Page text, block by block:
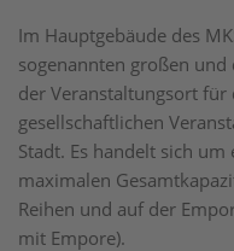
Im Hauptgebäude des
sogenannten großen und
der Veranstaltungsort
gesellschaftlichen
Stadt. Es handelt sich
maximalen
Reihen und auf der
mit Empore).